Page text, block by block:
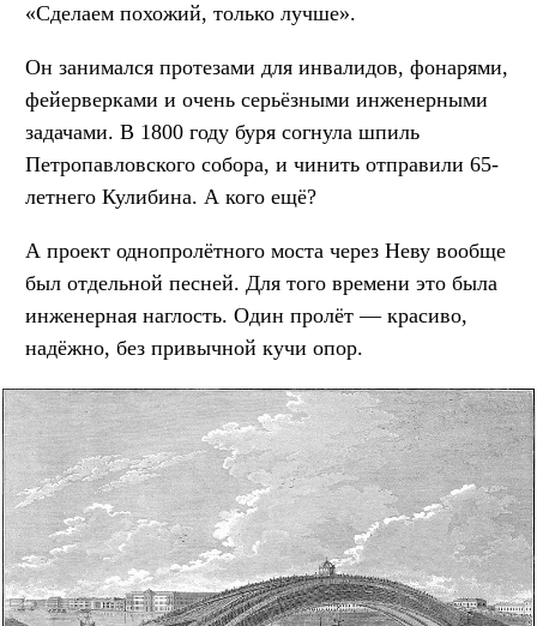
«Сделаем похожий, только лучше».
Он занимался протезами для инвалидов, фонарями,
фейерверками и очень серьёзными инженерными
задачами. В 1800 году буря согнула шпиль
Петропавловского собора, и чинить отправили 65-
летнего Кулибина. А кого ещё?
А проект однопролётного моста через Неву вообще
был отдельной песней. Для того времени это была
инженерная наглость. Один пролёт — красиво,
надёжно, без привычной кучи опор.